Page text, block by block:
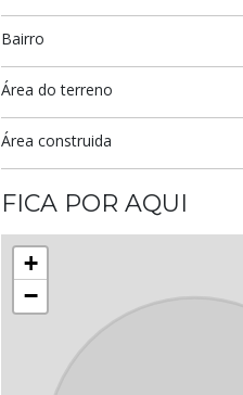
Bairro
Área do terreno
Área construida
FICA POR AQUI
+
−